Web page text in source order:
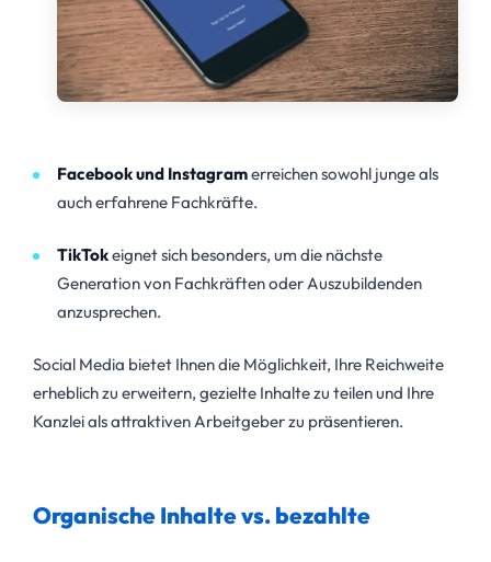
Facebook und Instagramerreichen sowohl junge als
auch erfahrene Fachkräfte.
TikTokeignet sich besonders, um die nächste
Generation von Fachkräften oder Auszubildenden
anzusprechen.
Social Media bietet Ihnen die Möglichkeit, Ihre Reichweite
erheblich zu erweitern, gezielte Inhalte zu teilen und Ihre
Kanzlei als attraktiven Arbeitgeber zu präsentieren.
Organische Inhalte vs. bezahlte